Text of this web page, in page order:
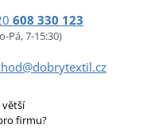
608 330 123
Pá, 7-15:30)
větší
firmu?